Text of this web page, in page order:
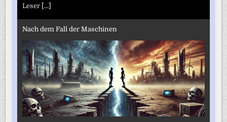
Leser [...]
Nach dem Fall der Maschinen